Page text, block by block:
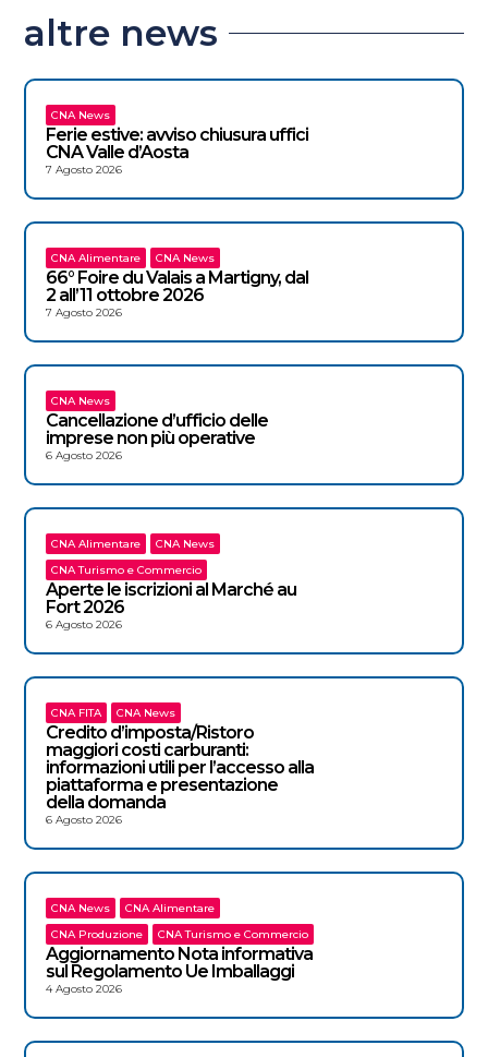
altre news
CNA News
Ferie estive: avviso chiusura uffici
CNA Valle d’Aosta
7 Agosto 2026
CNA Alimentare CNA News
66° Foire du Valais a Martigny, dal
2 all’11 ottobre 2026
7 Agosto 2026
CNA News
Cancellazione d’ufficio delle
imprese non più operative
6 Agosto 2026
CNA Alimentare
CNA News
CNA Turismo e Commercio
Aperte le iscrizioni al Marché au
Fort 2026
6 Agosto 2026
CNA FITA CNA News
Credito d’imposta/Ristoro
maggiori costi carburanti:
informazioni utili per l’accesso alla
piattaforma e presentazione
della domanda
6 Agosto 2026
CNA News
CNA Alimentare
CNA Produzione
CNA Turismo e Commercio
Aggiornamento Nota informativa
sul Regolamento Ue Imballaggi
4 Agosto 2026